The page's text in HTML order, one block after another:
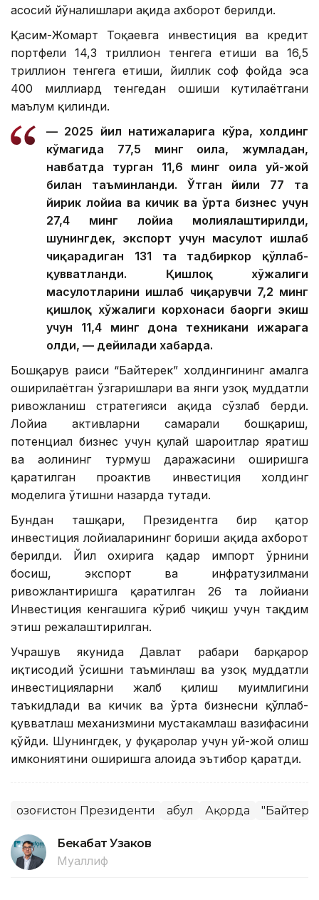
асосий йўналишлари ҳақида ахборот берилди.
Қасим-Жомарт Тоқаевга инвестиция ва кредит
портфели 14,3 триллион тенгега етиши ва 16,5
триллион тенгега етиши, йиллик соф фойда эса
400 миллиард тенгедан ошиши кутилаётгани
маълум қилинди.
— 2025 йил натижаларига кўра, холдинг
кўмагида 77,5 минг оила, жумладан,
навбатда турган 11,6 минг оила уй-жой
билан таъминланди. Ўтган йили 77 та
йирик лойиҳа ва кичик ва ўрта бизнес учун
27,4 минг лойиҳа молиялаштирилди,
шунингдек, экспорт учун маҳсулот ишлаб
чиқарадиган 131 та тадбиркор қўллаб-
қувватланди. Қишлоқ хўжалиги
маҳсулотларини ишлаб чиқарувчи 7,2 минг
қишлоқ хўжалиги корхонаси баҳорги экиш
учун 11,4 минг дона техникани ижарага
олди, — дейилади хабарда.
Бошқарув раиси “Байтерек” холдингининг амалга
оширилаётган ўзгаришлари ва янги узоқ муддатли
ривожланиш стратегияси ҳақида сўзлаб берди.
Лойиҳа активларни самарали бошқариш,
потенциал бизнес учун қулай шароитлар яратиш
ва аҳолининг турмуш даражасини оширишга
қаратилган проактив инвестиция холдинг
моделига ўтишни назарда тутади.
Бундан ташқари, Президентга бир қатор
инвестиция лойиҳаларининг бориши ҳақида ахборот
берилди. Йил охирига қадар импорт ўрнини
босиш, экспорт ва инфратузилмани
ривожлантиришга қаратилган 26 та лойиҳани
Инвестиция кенгашига кўриб чиқиш учун тақдим
этиш режалаштирилган.
Учрашув якунида Давлат раҳбари барқарор
иқтисодий ўсишни таъминлаш ва узоқ муддатли
инвестицияларни жалб қилиш муҳимлигини
таъкидлади ва кичик ва ўрта бизнесни қўллаб-
қувватлаш механизмини мустаҳкамлаш вазифасини
қўйди. Шунингдек, у фуқаролар учун уй-жой олиш
имкониятини оширишга алоҳида эътибор қаратди.
Қозоғистон Президенти Қабул Ақорда
Бекабат Узаков
Муаллиф